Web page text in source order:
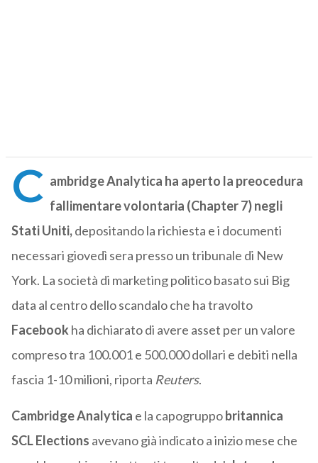
C ambridge Analytica ha aperto la preocedura
fallimentare volontaria (Chapter 7) negli
Stati Uniti,depositando la richiesta e i documenti
necessari giovedì sera presso un tribunale di New
York. La società di marketing politico basato sui Big
data al centro dello scandalo che ha travolto
Facebookha dichiarato di avere asset per un valore
compreso tra 100.001 e 500.000 dollari e debiti nella
fascia 1-10 milioni, riporta Reuters.
Cambridge Analytica e la capogruppobritannica
SCL Elections avevano già indicato a inizio mese che